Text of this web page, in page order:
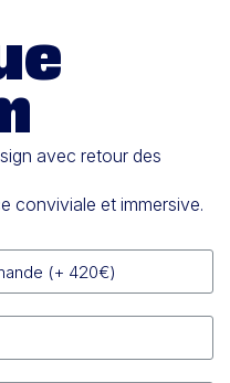
avec retour des
conviviale et immersive.